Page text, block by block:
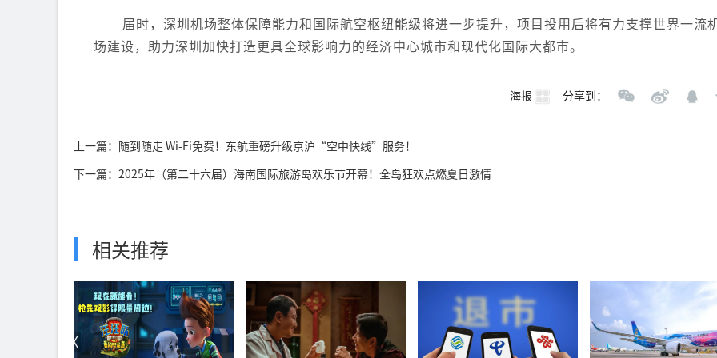
届时，深圳机场整体保障能力和国际航空枢纽能级将进一步提升，项目投用后将有力支撑世界一流
场建设，助力深圳加快打造更具全球影响力的经济中心城市和现代化国际大都市。
海报 分享到：
上一篇：随到随走 Wi-Fi免费！东航重磅升级京沪“空中快线”服务！
下一篇：2025年（第二十六届）海南国际旅游岛欢乐节开幕！全岛狂欢点燃夏日激情
相关推荐